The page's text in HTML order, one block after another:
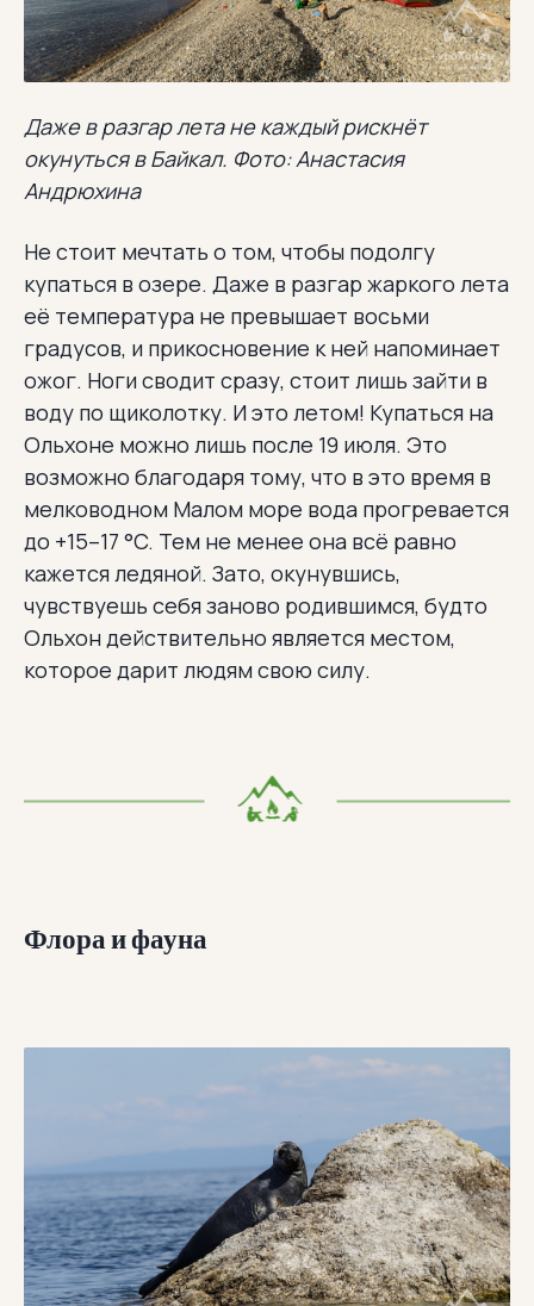
Даже в разгар лета не каждый рискнёт
окунуться в Байкал. Фото: Анастасия
Андрюхина
Не стоит мечтать о том, чтобы подолгу
купаться в озере. Даже в разгар жаркого лета
её температура не превышает восьми
градусов, и прикосновение к ней напоминает
ожог. Ноги сводит сразу, стоит лишь зайти в
воду по щиколотку. И это летом! Купаться на
Ольхоне можно лишь после 19 июля. Это
возможно благодаря тому, что в это время в
мелководном Малом море вода прогревается
до +15–17 °C. Тем не менее она всё равно
кажется ледяной. Зато, окунувшись,
чувствуешь себя заново родившимся, будто
Ольхон действительно является местом,
которое дарит людям свою силу.
Флора и фауна